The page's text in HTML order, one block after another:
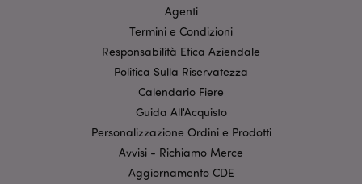
Agenti
Termini e Condizioni
Responsabilità Etica Aziendale
Politica Sulla Riservatezza
Calendario Fiere
Guida All'Acquisto
Personalizzazione Ordini e Prodotti
Avvisi - Richiamo Merce
Aggiornamento CDE
I cookie strettamente necessari consentono le
funzionalità di base del sito web come accesso alla
propria area riservata e gestione dell'account. Il sito
internet non può essere utilizzato correttamente
senza i cookie strettamente necessari.
www.puckator.it